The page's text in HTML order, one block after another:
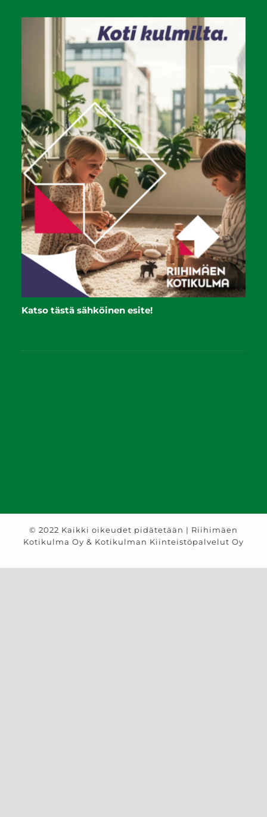
Katso tästä sähköinen esite!
© 2022 Kaikki oikeudet pidätetään | Riihimäen
Kotikulma Oy & Kotikulman Kiinteistöpalvelut Oy